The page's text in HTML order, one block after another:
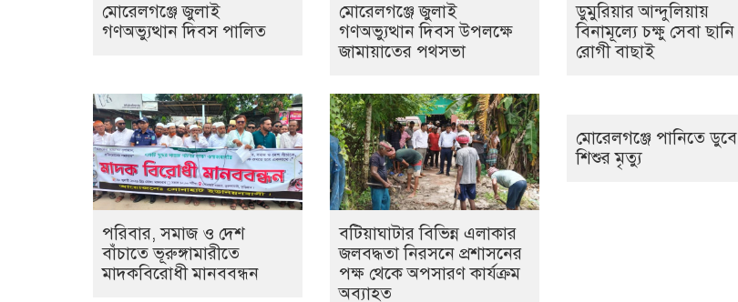
মোরেলগঞ্জে জুলাই
গণঅভ্যুত্থান দিবস পালিত
মোরেলগঞ্জে জুলাই
গণঅভ্যুত্থান দিবস উপলক্ষে
জামায়াতের পথসভা
ডুমুরিয়ার আন্দুলিয়ায়
বিনামূল্যে চক্ষু সেবা ছানি
রোগী বাছাই
পরিবার, সমাজ ও দেশ
বাঁচাতে ভূরুঙ্গামারীতে
মাদকবিরোধী মানববন্ধন
বটিয়াঘাটার বিভিন্ন এলাকার
জলবদ্ধতা নিরসনে প্রশাসনের
পক্ষ থেকে অপসারণ কার্যক্রম
অব্যাহত
মোরেলগঞ্জে পানিতে ডুবে
শিশুর মৃত্যু